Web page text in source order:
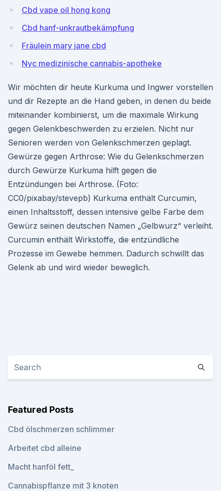
Cbd vape oil hong kong
Cbd hanf-unkrautbekämpfung
Fräulein mary jane cbd
Nyc medizinische cannabis-apotheke
Wir möchten dir heute Kurkuma und Ingwer vorstellen
und dir Rezepte an die Hand geben, in denen du beide
miteinander kombinierst, um die maximale Wirkung
gegen Gelenkbeschwerden zu erzielen. Nicht nur
Senioren werden von Gelenkschmerzen geplagt.
Gewürze gegen Arthrose: Wie du Gelenkschmerzen
durch Gewürze Kurkuma hilft gegen die
Entzündungen bei Arthrose. (Foto:
CC0/pixabay/stevepb) Kurkuma enthält Curcumin,
einen Inhaltsstoff, dessen intensive gelbe Farbe dem
Gewürz seinen deutschen Namen „Gelbwurz“ verleiht.
Curcumin enthält Wirkstoffe, die entzündliche
Prozesse im Gewebe hemmen. Dadurch schwillt das
Gelenk ab und wird wieder beweglich.
Featured Posts
Cbd ölschmerzen schlimmer
Arbeitet cbd alleine
Macht hanföl fett_
Cannabispflanze mit 3 knoten